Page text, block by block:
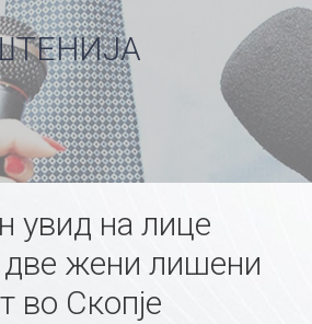
увид на лице
жени лишени
во Скопје